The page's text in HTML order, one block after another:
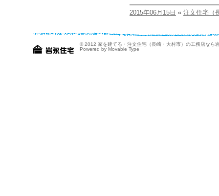
2015年06月15日 « 注文住宅（
© 2012 家を建てる・注文住宅（長崎・大村市）の工務店なら
Powered by Movable Type